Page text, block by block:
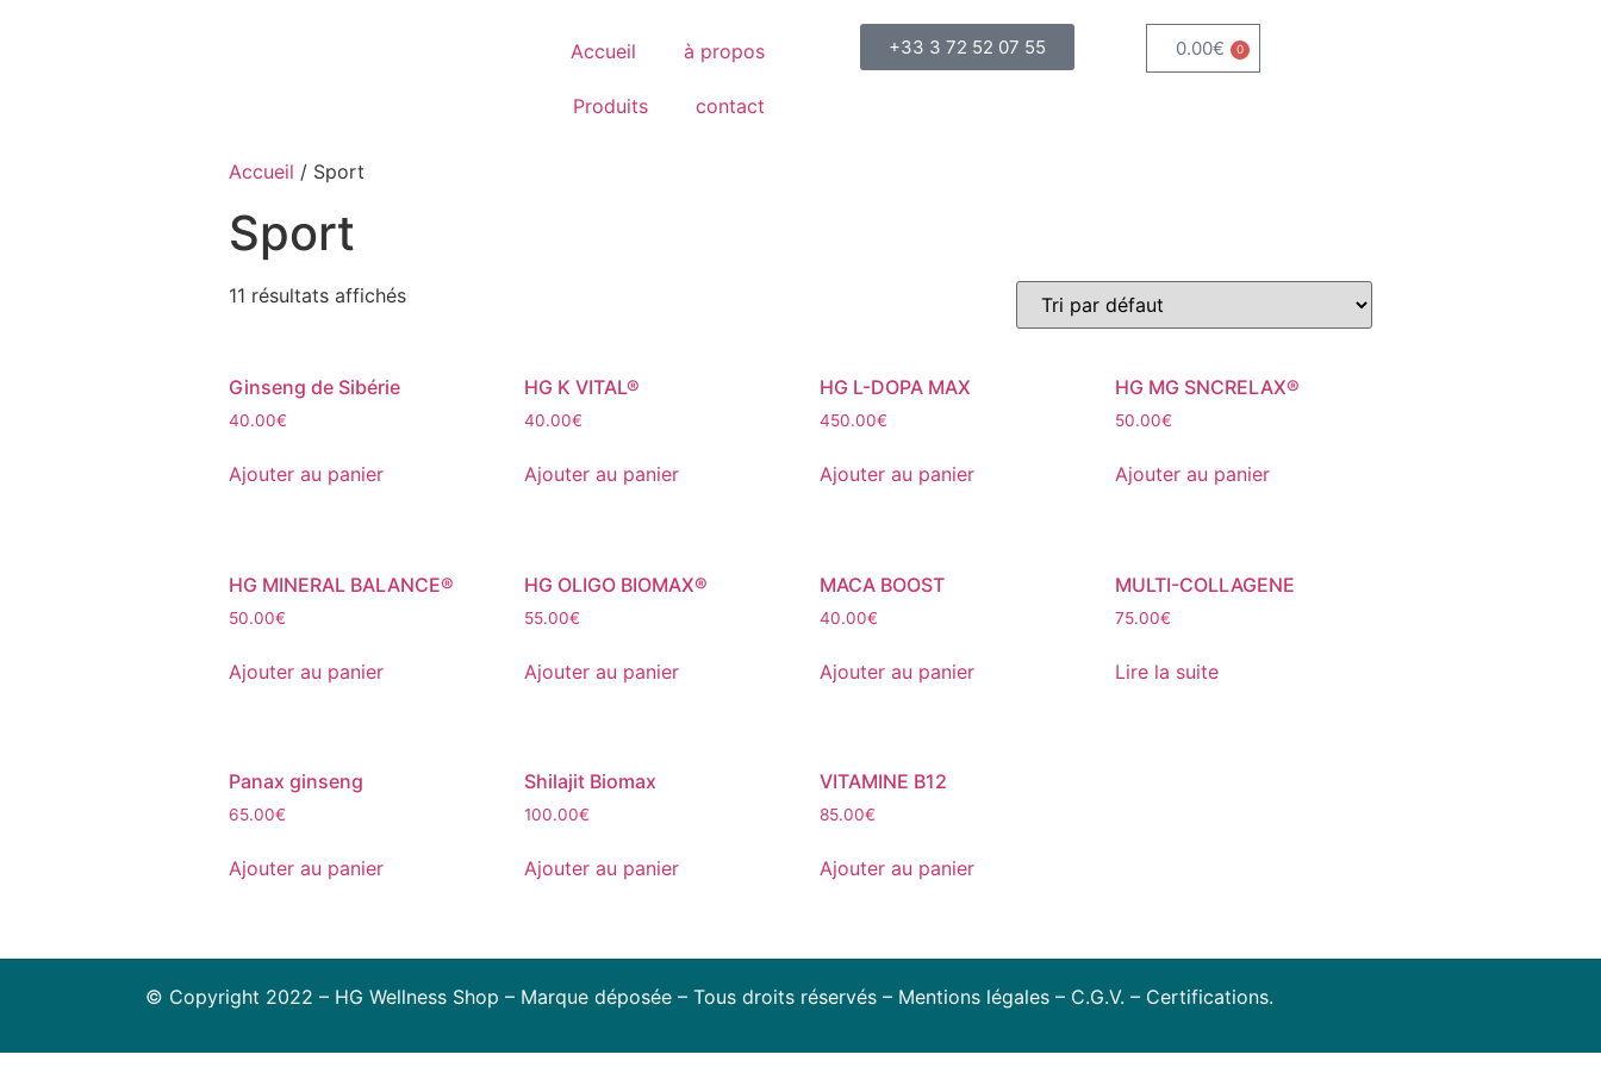
Accueil à propos
Produits contact
+33 3 72 52 07 55 0.00€ 0
Accueil / Sport
Sport
11 résultats affichés
Ginseng de Sibérie
40.00€
Ajouter au panier
HG K VITAL®
40.00€
Ajouter au panier
HG L-DOPA MAX
450.00€
Ajouter au panier
HG MG SNCRELAX®
50.00€
Ajouter au panier
HG MINERAL BALANCE®
50.00€
Ajouter au panier
HG OLIGO BIOMAX®
55.00€
Ajouter au panier
MACA BOOST
40.00€
Ajouter au panier
MULTI-COLLAGENE
75.00€
Lire la suite
Panax ginseng
65.00€
Ajouter au panier
Shilajit Biomax
100.00€
Ajouter au panier
VITAMINE B12
85.00€
Ajouter au panier
© Copyright 2022 – HG Wellness Shop – Marque déposée – Tous droits réservés – Mentions légales – C.G.V. – Certifications.